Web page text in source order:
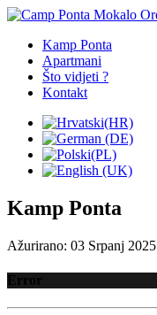
Kamp Ponta
Apartmani
Što vidjeti ?
Kontakt
Kamp Ponta
Ažurirano: 03 Srpanj 2025
Error